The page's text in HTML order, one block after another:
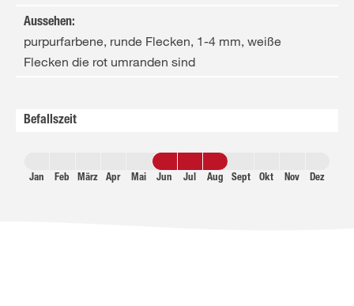
Aussehen:
purpurfarbene, runde Flecken, 1-4 mm, weiße
Flecken die rot umranden sind
Befallszeit
Jan Feb März Apr Mai Jun Jul Aug Sept Okt Nov Dez